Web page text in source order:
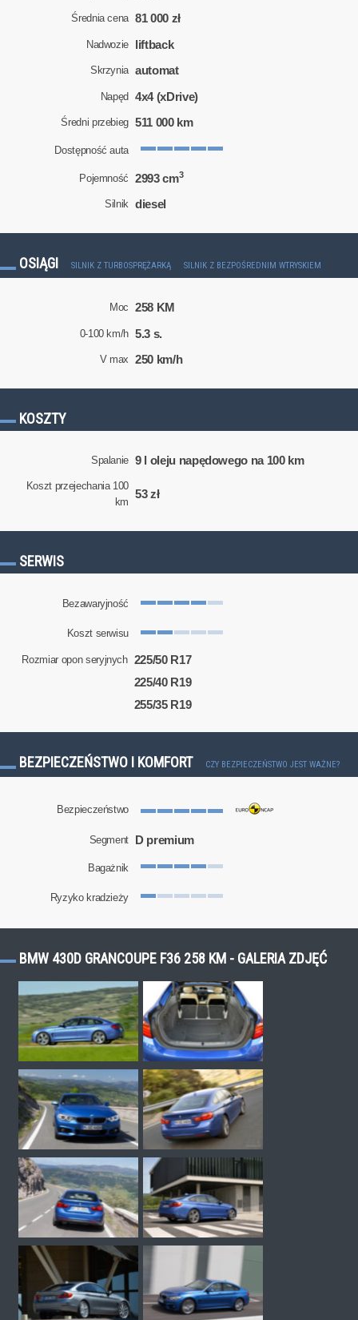
Średnia cena 81 000 zł
Nadwozie liftback
Skrzynia automat
Napęd 4x4 (xDrive)
Średni przebieg 511 000 km
Dostępność auta
Pojemność 2993 cm3
Silnik diesel
OSIĄGI SILNIK Z TURBOSPRĘŻARKĄ SILNIK Z BEZPOŚREDNIM WTRYSKIEM
Moc 258 KM
0-100 km/h 5.3 s.
V max 250 km/h
KOSZTY
Spalanie 9 l oleju napędowego na 100 km
Koszt przejechania 100
km
53 zł
SERWIS
Bezawaryjność
Koszt serwisu
Rozmiar opon seryjnych 225/50 R17
225/40 R19
255/35 R19
BEZPIECZEŃSTWO I KOMFORT CZY BEZPIECZEŃSTWO JEST WAŻNE?
Bezpieczeństwo
Segment D premium
Bagażnik
Ryzyko kradzieży
BMW 430D GRANCOUPE F36 258 KM - GALERIA ZDJĘĆ